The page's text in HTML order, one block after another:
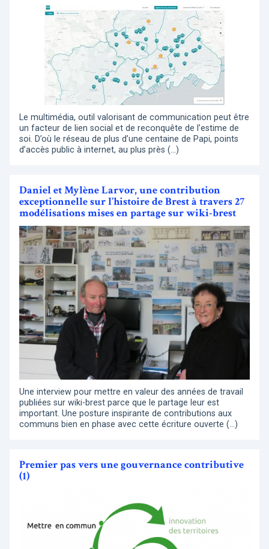
Le multimédia, outil valorisant de communication peut être
un facteur de lien social et de reconquête de l’estime de
soi. D’où le réseau de plus d’une centaine de Papi, points
d’accès public à internet, au plus près (…)
Daniel et Mylène Larvor, une contribution
exceptionnelle sur l’histoire de Brest à travers 27
modélisations mises en partage sur wiki-brest
Une interview pour mettre en valeur des années de travail
publiées sur wiki-brest parce que le partage leur est
important. Une posture inspirante de contributions aux
communs bien en phase avec cette écriture ouverte (…)
Premier pas vers une gouvernance contributive
(1)